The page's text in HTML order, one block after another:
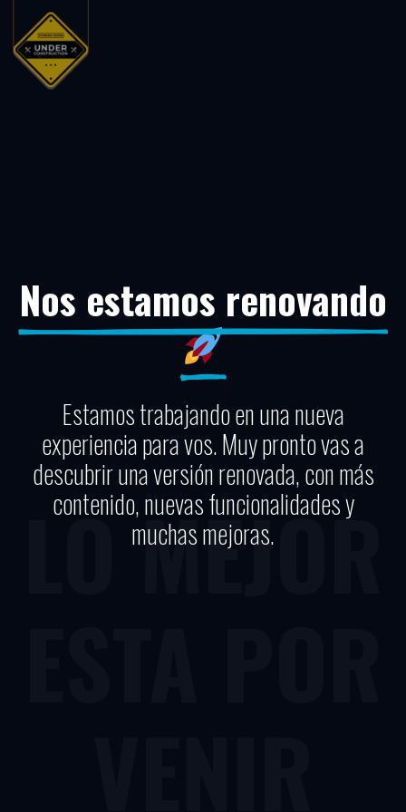
Nos estamos renovando
Estamos trabajando en una nueva
experiencia para vos. Muy pronto vas a
descubrir una versión renovada, con más
contenido, nuevas funcionalidades y
muchas mejoras.
LO MEJOR